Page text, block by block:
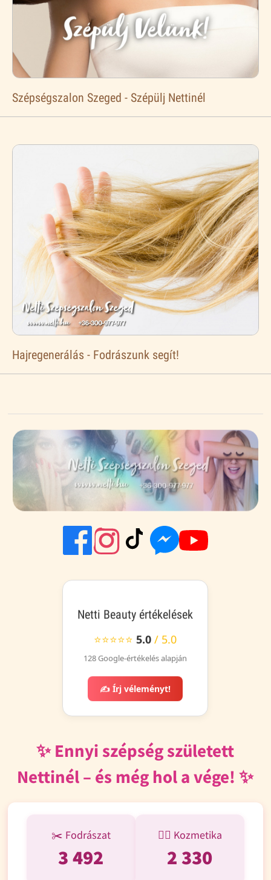
Szépségszalon Szeged - Szépülj Nettinél
Hajregenerálás - Fodrászunk segít!
Netti Beauty értékelések
⭐⭐⭐⭐⭐5.0 / 5.0
128 Google-értékelés alapján
✍️ Írj véleményt!
✨ Ennyi szépség született
Nettinél – és még hol a vége! ✨
✂️ Fodrászat
3 492
💆‍♀️ Kozmetika
2 330